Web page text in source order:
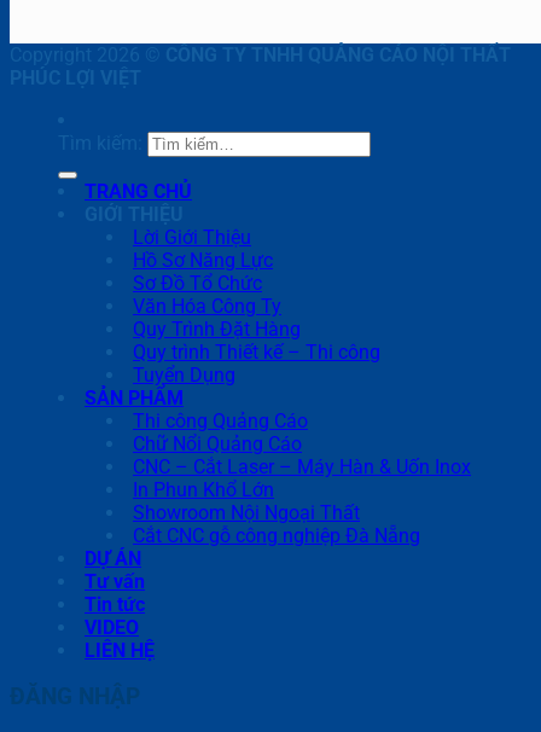
Copyright 2026 ©
CÔNG TY TNHH QUẢNG CÁO NỘI THẤT
PHÚC LỢI VIỆT
Tìm kiếm:
TRANG CHỦ
GIỚI THIỆU
Lời Giới Thiệu
Hồ Sơ Năng Lực
Sơ Đồ Tổ Chức
Văn Hóa Công Ty
Quy Trình Đặt Hàng
Quy trình Thiết kế – Thi công
Tuyển Dụng
SẢN PHẨM
Thi công Quảng Cáo
Chữ Nổi Quảng Cáo
CNC – Cắt Laser – Máy Hàn & Uốn Inox
In Phun Khổ Lớn
Showroom Nội Ngoại Thất
Cắt CNC gỗ công nghiệp Đà Nẵng
DỰ ÁN
Tư vấn
Tin tức
VIDEO
LIÊN HỆ
ĐĂNG NHẬP